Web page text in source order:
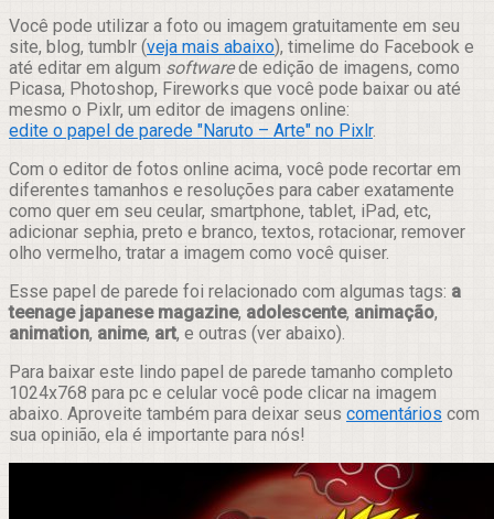
Você pode utilizar a foto ou imagem gratuitamente em seu
site, blog, tumblr (veja mais abaixo), timelime do Facebook e
até editar em algum softwarede edição de imagens, como
Picasa, Photoshop, Fireworks que você pode baixar ou até
mesmo o Pixlr, um editor de imagens online:
edite o papel de parede "Naruto – Arte" no Pixlr.
Com o editor de fotos online acima, você pode recortar em
diferentes tamanhos e resoluções para caber exatamente
como quer em seu ceular, smartphone, tablet, iPad, etc,
adicionar sephia, preto e branco, textos, rotacionar, remover
olho vermelho, tratar a imagem como você quiser.
Esse papel de parede foi relacionado com algumas tags: a
teenage japanese magazine, adolescente, animação,
animation, anime, art, e outras (ver abaixo).
Para baixar este lindo papel de parede tamanho completo
1024x768 para pc e celular você pode clicar na imagem
abaixo. Aproveite também para deixar seus comentários com
sua opinião, ela é importante para nós!